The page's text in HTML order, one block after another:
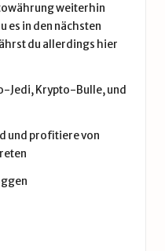
weiterhin
es in den nächsten
du allerdings hier
Jedi, Krypto-Bulle, und
und profitiere von